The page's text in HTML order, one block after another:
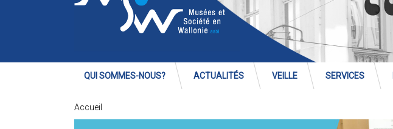
QUI SOMMES-NOUS? ACTUALITÉS VEILLE SERVICES
Accueil